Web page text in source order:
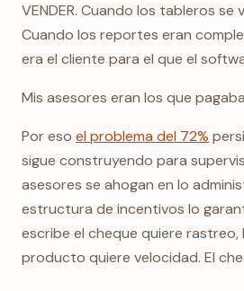
VENDER. Cuando los tableros se
Cuando los reportes eran
era el cliente para el que el
Mis asesores eran los que
Por eso el problema del 72%
sigue construyendo para
asesores se ahogan en lo
estructura de incentivos lo
escribe el cheque quiere rastreo,
producto quiere velocidad. El